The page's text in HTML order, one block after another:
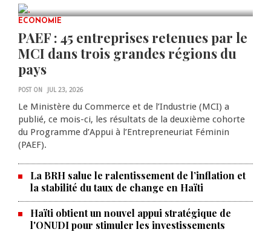
0 COMMENTS
ECONOMIE
PAEF : 45 entreprises retenues par le
MCI dans trois grandes régions du
pays
POST ON JUL 23, 2026
Le Ministère du Commerce et de l’Industrie (MCI) a
publié, ce mois-ci, les résultats de la deuxième cohorte
du Programme d’Appui à l’Entrepreneuriat Féminin
(PAEF).
La BRH salue le ralentissement de l’inflation et
la stabilité du taux de change en Haïti
Haïti obtient un nouvel appui stratégique de
l'ONUDI pour stimuler les investissements